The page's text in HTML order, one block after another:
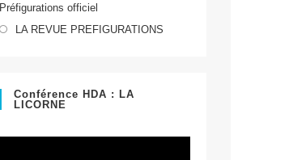
Préfigurations officiel
LA REVUE PREFIGURATIONS
Conférence HDA : LA
LICORNE